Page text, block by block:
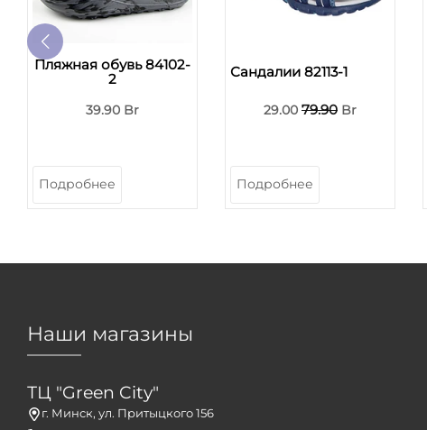
Пляжная обувь 84102-
2
39.90 Br
Подробнее
Сандалии 82113-1
29.00 79.90 Br
Подробнее
Наши магазины
ТЦ "Green City"
г. Минск, ул. Притыцкого 156